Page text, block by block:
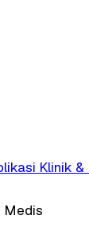
Klinik
Medis